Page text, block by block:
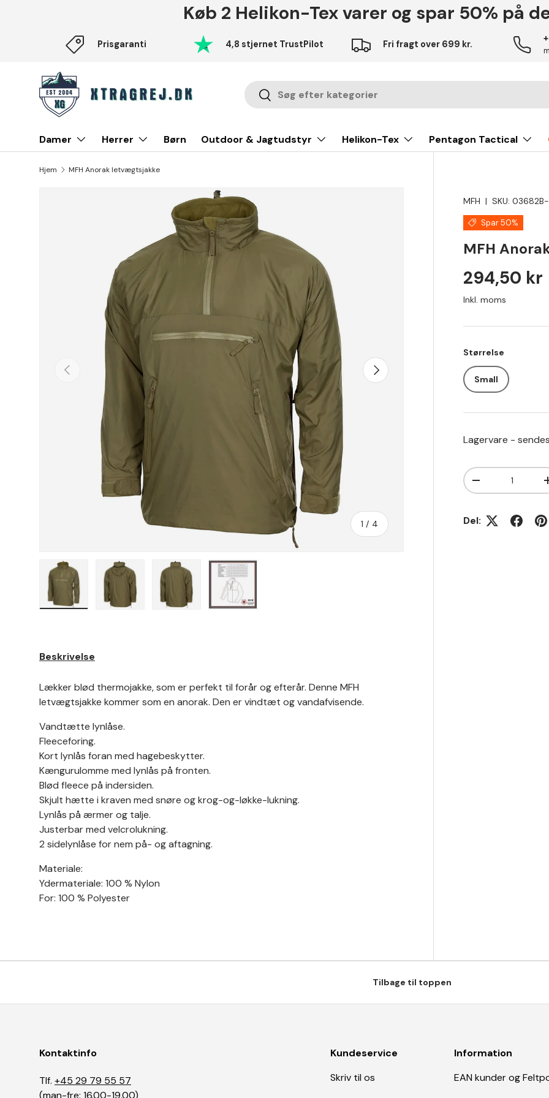
Køb 2 Helikon-Tex varer og spar 50% på
Prisgaranti 4,8 stjernet TrustPilot Fri fragt over 699 kr.
Søg
Søg
Damer Herrer Børn Outdoor & Jagtudstyr Helikon-Tex Pentagon Tactical
Hjem MFH Anorak letvægtsjakke
Translation missing: da.accessibility.skip_to_product_info
1 / 4
MFH |SKU:
Spar 50%
MFH
294,50 kr
Inkl. moms
Størrelse
Small
Lagervare -
Antal
Translation
Del:
Beskrivelse
Lækker blød thermojakke, som er perfekt til forår og efterår. Denne MFH
letvægtsjakke kommer som en anorak. Den er vindtæt og vandafvisende.
Vandtætte lynlåse.
Fleeceforing.
Kort lynlås foran med hagebeskytter.
Kængurulomme med lynlås på fronten.
Blød fleece på indersiden.
Skjult hætte i kraven med snøre og krog-og-løkke-lukning.
Lynlås på ærmer og talje.
Justerbar med velcrolukning.
2 sidelynlåse for nem på- og aftagning.
Materiale:
Ydermateriale: 100 % Nylon
For: 100 % Polyester
Tilbage til toppen
Kontaktinfo
Tlf. +45 29 79 55 57
(man-fre: 16.00-19.00)
Kundeservice
Skriv til os
Information
EAN kunder og